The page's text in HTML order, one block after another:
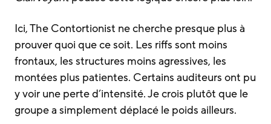
Ici, The Contortionist ne cherche presque plus à
prouver quoi que ce soit. Les riffs sont moins
frontaux, les structures moins agressives, les
montées plus patientes. Certains auditeurs ont pu
y voir une perte d’intensité. Je crois plutôt que le
groupe a simplement déplacé le poids ailleurs.